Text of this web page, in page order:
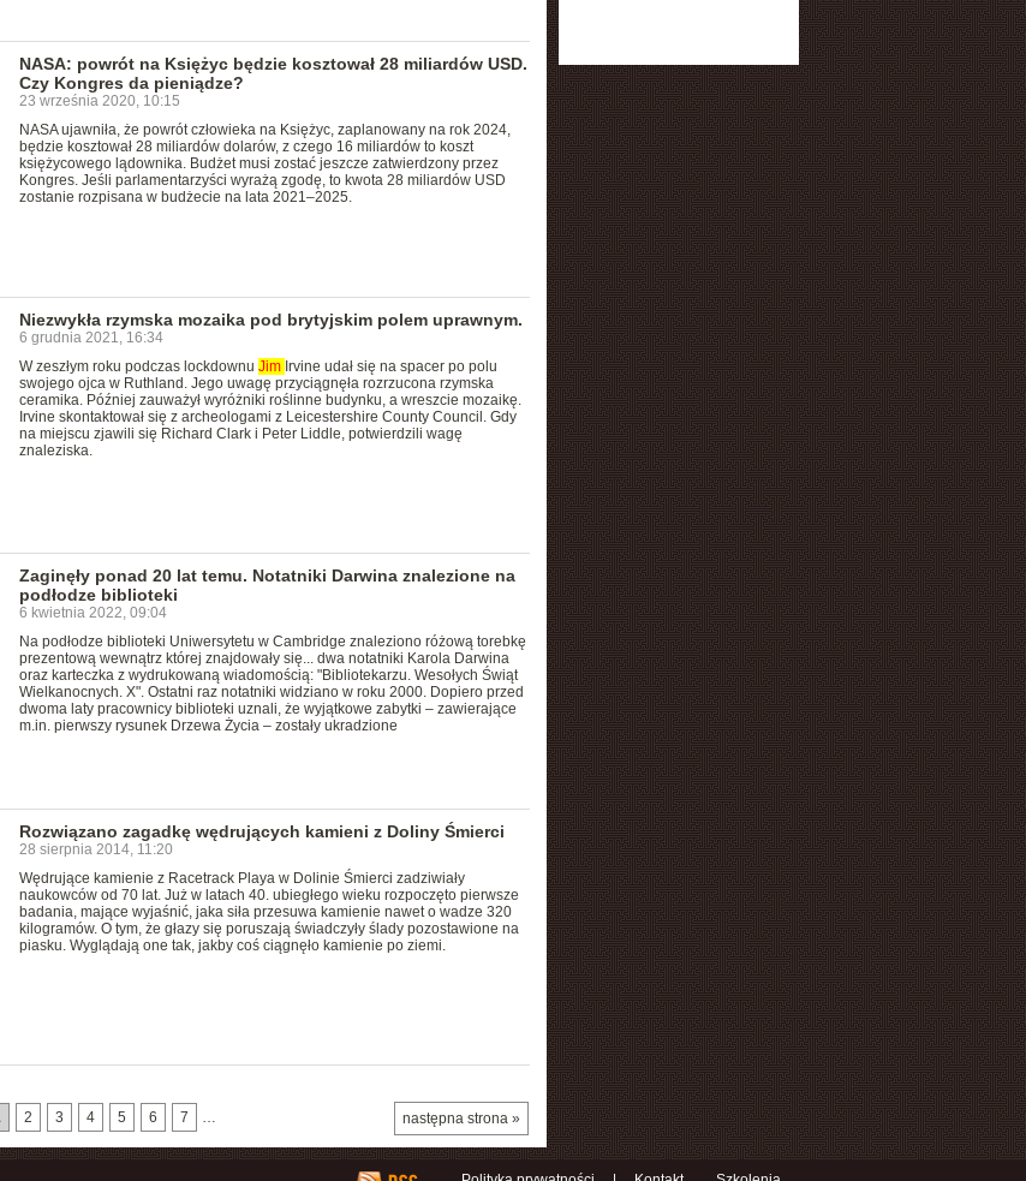
NASA: powrót na Księżyc będzie kosztował 28 miliardów USD.
Czy Kongres da pieniądze?
23 września 2020, 10:15
NASA ujawniła, że powrót człowieka na Księżyc, zaplanowany na rok 2024,
będzie kosztował 28 miliardów dolarów, z czego 16 miliardów to koszt
księżycowego lądownika. Budżet musi zostać jeszcze zatwierdzony przez
Kongres. Jeśli parlamentarzyści wyrażą zgodę, to kwota 28 miliardów USD
zostanie rozpisana w budżecie na lata 2021–2025.
Niezwykła rzymska mozaika pod brytyjskim polem uprawnym.
6 grudnia 2021, 16:34
W zeszłym roku podczas lockdownu Jim Irvine udał się na spacer po polu
swojego ojca w Ruthland. Jego uwagę przyciągnęła rozrzucona rzymska
ceramika. Później zauważył wyróżniki roślinne budynku, a wreszcie mozaikę.
Irvine skontaktował się z archeologami z Leicestershire County Council. Gdy
na miejscu zjawili się Richard Clark i Peter Liddle, potwierdzili wagę
znaleziska.
Zaginęły ponad 20 lat temu. Notatniki Darwina znalezione na
podłodze biblioteki
6 kwietnia 2022, 09:04
Na podłodze biblioteki Uniwersytetu w Cambridge znaleziono różową torebkę
prezentową wewnątrz której znajdowały się... dwa notatniki Karola Darwina
oraz karteczka z wydrukowaną wiadomością: "Bibliotekarzu. Wesołych Świąt
Wielkanocnych. X". Ostatni raz notatniki widziano w roku 2000. Dopiero przed
dwoma laty pracownicy biblioteki uznali, że wyjątkowe zabytki – zawierające
m.in. pierwszy rysunek Drzewa Życia – zostały ukradzione
Rozwiązano zagadkę wędrujących kamieni z Doliny Śmierci
28 sierpnia 2014, 11:20
Wędrujące kamienie z Racetrack Playa w Dolinie Śmierci zadziwiały
naukowców od 70 lat. Już w latach 40. ubiegłego wieku rozpoczęto pierwsze
badania, mające wyjaśnić, jaka siła przesuwa kamienie nawet o wadze 320
kilogramów. O tym, że głazy się poruszają świadczyły ślady pozostawione na
piasku. Wyglądają one tak, jakby coś ciągnęło kamienie po ziemi.
następna strona »
2 3 4 5 6 7 …